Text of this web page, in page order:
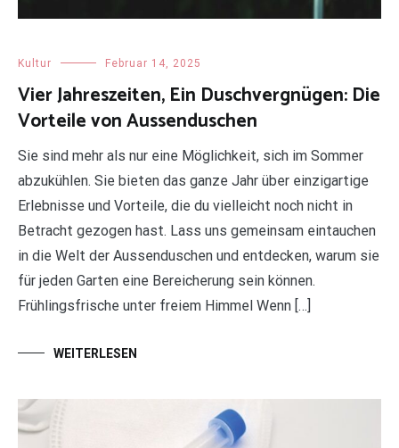
Kultur Februar 14, 2025
Vier Jahreszeiten, Ein Duschvergnügen: Die
Vorteile von Aussenduschen
Sie sind mehr als nur eine Möglichkeit, sich im Sommer
abzukühlen. Sie bieten das ganze Jahr über einzigartige
Erlebnisse und Vorteile, die du vielleicht noch nicht in
Betracht gezogen hast. Lass uns gemeinsam eintauchen
in die Welt der Aussenduschen und entdecken, warum sie
für jeden Garten eine Bereicherung sein können.
Frühlingsfrische unter freiem Himmel Wenn […]
WEITERLESEN